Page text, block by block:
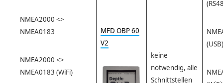
NMEA2000 <>
NMEA0183
NMEA2000 <>
NMEA0183 (WiFi)
MFD OBP 60
V2
keine
notwendig, alle
Schnittstellen
(USB)